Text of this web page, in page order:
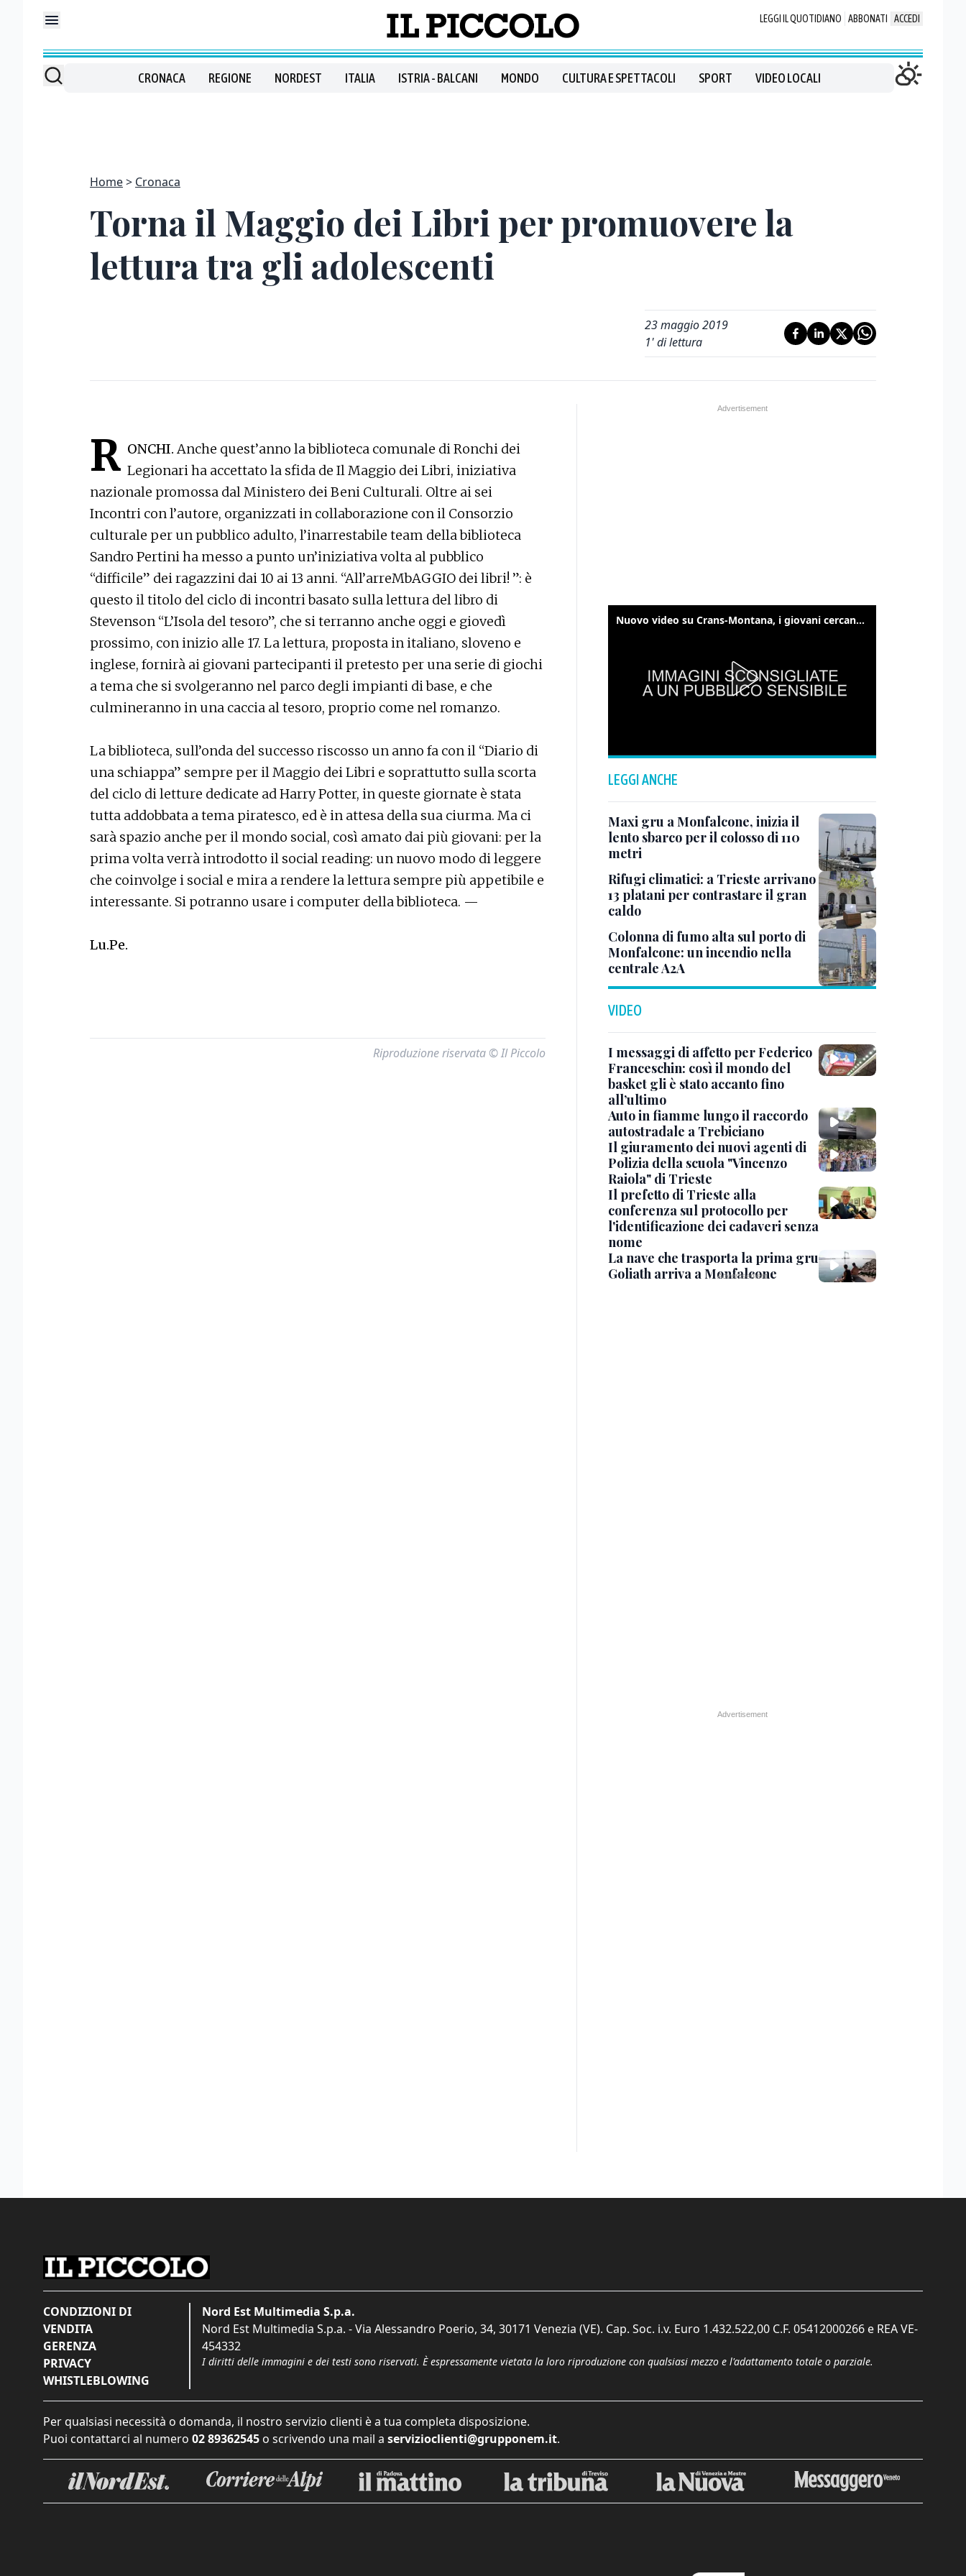
LEGGI IL QUOTIDIANO ABBONATI ACCEDI
CRONACA REGIONE NORDEST ITALIA ISTRIA - BALCANI MONDO CULTURA E SPETTACOLI SPORT VIDEO LOCALI
Home Cronaca
Torna il Maggio dei Libri per promuovere la
lettura tra gli adolescenti
23 maggio 2019
1' di lettura
R ONCHI. Anche quest’anno la biblioteca comunale di Ronchi dei
Legionari ha accettato la sfida de Il Maggio dei Libri, iniziativa
nazionale promossa dal Ministero dei Beni Culturali. Oltre ai sei
Incontri con l’autore, organizzati in collaborazione con il Consorzio
culturale per un pubblico adulto, l’inarrestabile team della biblioteca
Sandro Pertini ha messo a punto un’iniziativa volta al pubblico
“difficile” dei ragazzini dai 10 ai 13 anni. “All’arreMbAGGIO dei libri! ”: è
questo il titolo del ciclo di incontri basato sulla lettura del libro di
Stevenson “L’Isola del tesoro”, che si terranno anche oggi e giovedì
prossimo, con inizio alle 17. La lettura, proposta in italiano, sloveno e
inglese, fornirà ai giovani partecipanti il pretesto per una serie di giochi
a tema che si svolgeranno nel parco degli impianti di base, e che
culmineranno in una caccia al tesoro, proprio come nel romanzo.
La biblioteca, sull’onda del successo riscosso un anno fa con il “Diario di
una schiappa” sempre per il Maggio dei Libri e soprattutto sulla scorta
del ciclo di letture dedicate ad Harry Potter, in queste giornate è stata
tutta addobbata a tema piratesco, ed è in attesa della sua ciurma. Ma ci
sarà spazio anche per il mondo social, così amato dai più giovani: per la
prima volta verrà introdotto il social reading: un nuovo modo di leggere
che coinvolge i social e mira a rendere la lettura sempre più appetibile e
interessante. Si potranno usare i computer della biblioteca. —
Lu.Pe.
Riproduzione riservata © Il Piccolo
Nuovo video su Crans-Montana, i giovani cercano di sfondare le vetrate
LEGGI ANCHE
Maxi gru a Monfalcone, inizia il
lento sbarco per il colosso di 110
metri
Rifugi climatici: a Trieste arrivano
13 platani per contrastare il gran
caldo
Colonna di fumo alta sul porto di
Monfalcone: un incendio nella
centrale A2A
VIDEO
I messaggi di affetto per Federico
Franceschin: così il mondo del
basket gli è stato accanto fino
all’ultimo
Auto in fiamme lungo il raccordo
autostradale a Trebiciano
Il giuramento dei nuovi agenti di
Polizia della scuola "Vincenzo
Raiola" di Trieste
Il prefetto di Trieste alla
conferenza sul protocollo per
l'identificazione dei cadaveri senza
nome
La nave che trasporta la prima gru
Goliath arriva a Monfalcone
CONDIZIONI DI
VENDITA
GERENZA
PRIVACY
WHISTLEBLOWING
Nord Est Multimedia S.p.a.
Nord Est Multimedia S.p.a. - Via Alessandro Poerio, 34, 30171 Venezia (VE). Cap. Soc. i.v. Euro 1.432.522,00 C.F. 05412000266 e REA VE-
454332
I diritti delle immagini e dei testi sono riservati. È espressamente vietata la loro riproduzione con qualsiasi mezzo e l'adattamento totale o parziale.
Per qualsiasi necessità o domanda, il nostro servizio clienti è a tua completa disposizione.
Puoi contattarci al numero 02 89362545 o scrivendo una mail a servizioclienti@grupponem.it.